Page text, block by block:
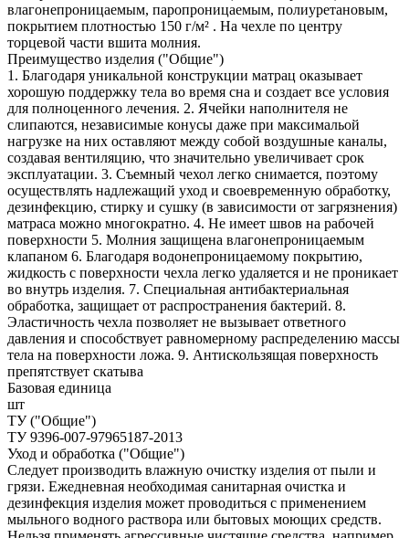
влагонепроницаемым, паропроницаемым, полиуретановым,
покрытием плотностью 150 г/м² . На чехле по центру
торцевой части вшита молния.
Преимущество изделия ("Общие")
1. Благодаря уникальной конструкции матрац оказывает
хорошую поддержку тела во время сна и создает все условия
для полноценного лечения. 2. Ячейки наполнителя не
слипаются, независимые конусы даже при максимальой
нагрузке на них оставляют между собой воздушные каналы,
создавая вентиляцию, что значительно увеличивает срок
эксплуатации. 3. Съемный чехол легко снимается, поэтому
осуществлять надлежащий уход и своевременную обработку,
дезинфекцию, стирку и сушку (в зависимости от загрязнения)
матраса можно многократно. 4. Не имеет швов на рабочей
поверхности 5. Молния защищена влагонепроницаемым
клапаном 6. Благодаря водонепроницаемому покрытию,
жидкость с поверхности чехла легко удаляется и не проникает
во внутрь изделия. 7. Специальная антибактериальная
обработка, защищает от распространения бактерий. 8.
Эластичность чехла позволяет не вызывает ответного
давления и способствует равномерному распределению массы
тела на поверхности ложа. 9. Антискользящая поверхность
препятствует скатыва
Базовая единица
шт
ТУ ("Общие")
ТУ 9396-007-97965187-2013
Уход и обработка ("Общие")
Следует производить влажную очистку изделия от пыли и
грязи. Ежедневная необходимая санитарная очистка и
дезинфекция изделия может проводиться с применением
мыльного водного раствора или бытовых моющих средств.